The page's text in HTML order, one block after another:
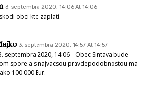
3. septembra 2020, 14:06 At 14:06
obci kto zaplati.
3. septembra 2020, 14:57 At 14:57
septembra 2020, 14:06 – Obec Sintava bude
spore a s najvacsou pravdepodobnostou ma
100 000 Eur.